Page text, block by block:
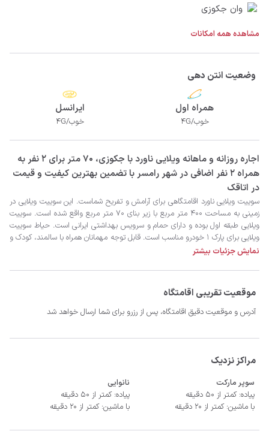
وان جکوزی
مشاهده همه امکانات
وضعیت انتن دهی
همراه اول
خوب/4G
ایرانسل
خوب/4G
‫‫اجاره روزانه و ماهانه ویلایی ناورد با جکوزی، 70 متر برای 2 نفر به
همراه 2 نفر اضافی در شهر رامسر با تضمین بهترین کیفیت و قیمت
در اتاقک
نمایش جزئیات بیشتر
موقعیت تقریبی اقامتگاه
آدرس و موقعیت دقیق اقامتگاه، پس از رزرو برای شما ارسال خواهد شد
مراکز نزدیک
سوپر مارکت
پیاده: کمتر از 50 دقیقه
با ماشین: کمتر از 20 دقیقه
نانوایی
پیاده: کمتر از 50 دقیقه
با ماشین: کمتر از 20 دقیقه